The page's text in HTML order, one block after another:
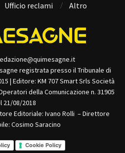
Ufficio reclami Altro
registrata presso il Tribunale di
| Editore: KM 707 Smart Srls Società
della Comunicazione n. 31905
21/08/2018
Editoriale: Ivano Rolli – Direttore
Cosimo Saracino
Cookie Policy